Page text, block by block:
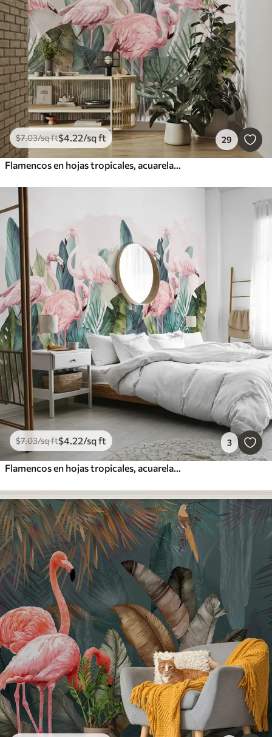
$7.03/sq ft$4.22/sq ft 29
Flamencos en hojas tropicales, acuarela, colores rosa y oliva
$7.03/sq ft$4.22/sq ft 3
Flamencos en hojas tropicales, acuarela, colores rosa y verde